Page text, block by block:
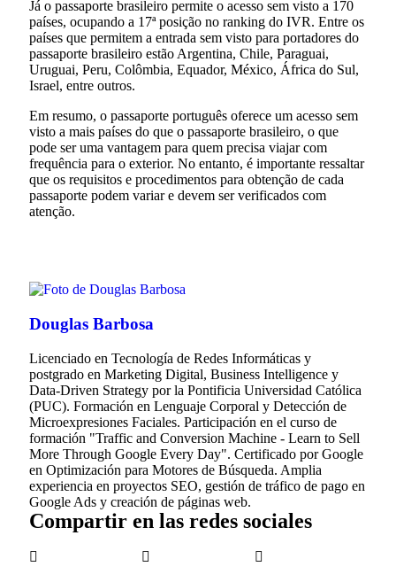
Já o passaporte brasileiro permite o acesso sem visto a 170
países, ocupando a 17ª posição no ranking do IVR. Entre os
países que permitem a entrada sem visto para portadores do
passaporte brasileiro estão Argentina, Chile, Paraguai,
Uruguai, Peru, Colômbia, Equador, México, África do Sul,
Israel, entre outros.
Em resumo, o passaporte português oferece um acesso sem
visto a mais países do que o passaporte brasileiro, o que
pode ser uma vantagem para quem precisa viajar com
frequência para o exterior. No entanto, é importante ressaltar
que os requisitos e procedimentos para obtenção de cada
passaporte podem variar e devem ser verificados com
atenção.
Douglas Barbosa
Licenciado en Tecnología de Redes Informáticas y
postgrado en Marketing Digital, Business Intelligence y
Data-Driven Strategy por la Pontificia Universidad Católica
(PUC). Formación en Lenguaje Corporal y Detección de
Microexpresiones Faciales. Participación en el curso de
formación "Traffic and Conversion Machine - Learn to Sell
More Through Google Every Day". Certificado por Google
en Optimización para Motores de Búsqueda. Amplia
experiencia en proyectos SEO, gestión de tráfico de pago en
Google Ads y creación de páginas web.
Compartir en las redes sociales